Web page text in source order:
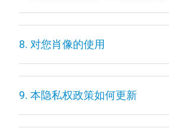
8. 对您肖像的使用
9. 本隐私权政策如何更新